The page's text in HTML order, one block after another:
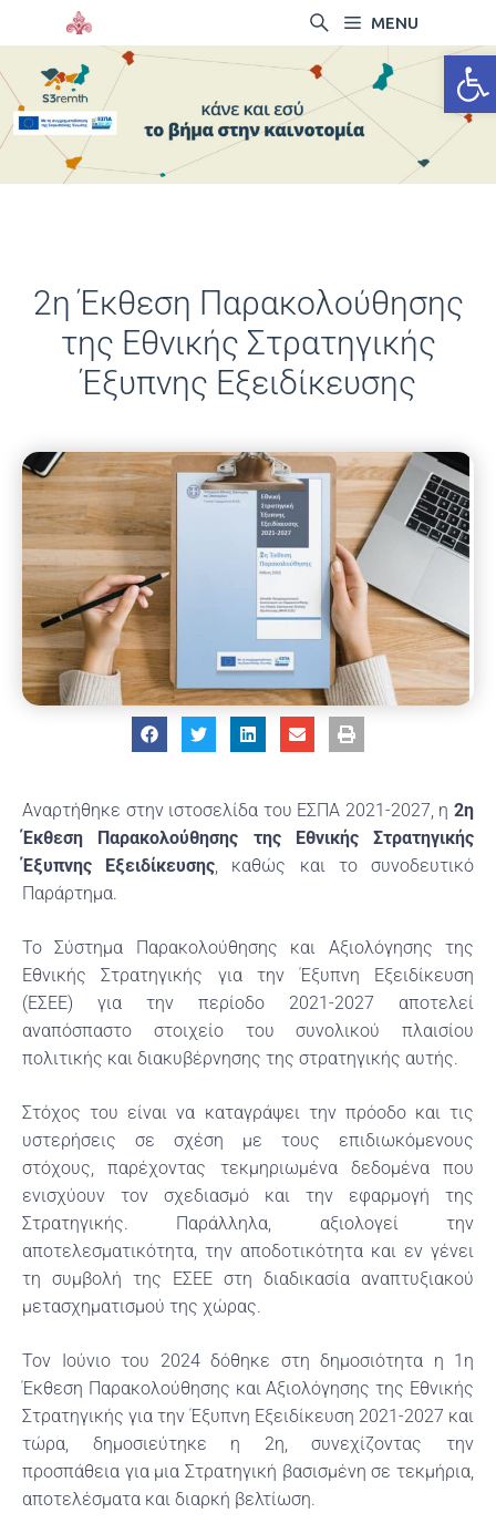
MENU
2η Έκθεση Παρακολούθησης
της Εθνικής Στρατηγικής
Έξυπνης Εξειδίκευσης
Αναρτήθηκε στην ιστοσελίδα του ΕΣΠΑ 2021-2027, η 2η
Έκθεση Παρακολούθησης της Εθνικής Στρατηγικής
Έξυπνης Εξειδίκευσης, καθώς και το συνοδευτικό
Παράρτημα.
Το Σύστημα Παρακολούθησης και Αξιολόγησης της
Εθνικής Στρατηγικής για την Έξυπνη Εξειδίκευση
(ΕΣΕΕ) για την περίοδο 2021-2027 αποτελεί
αναπόσπαστο στοιχείο του συνολικού πλαισίου
πολιτικής και διακυβέρνησης της στρατηγικής αυτής.
Στόχος του είναι να καταγράψει την πρόοδο και τις
υστερήσεις σε σχέση με τους επιδιωκόμενους
στόχους, παρέχοντας τεκμηριωμένα δεδομένα που
ενισχύουν τον σχεδιασμό και την εφαρμογή της
Στρατηγικής. Παράλληλα, αξιολογεί την
αποτελεσματικότητα, την αποδοτικότητα και εν γένει
τη συμβολή της ΕΣΕΕ στη διαδικασία αναπτυξιακού
μετασχηματισμού της χώρας.
Τον Ιούνιο του 2024 δόθηκε στη δημοσιότητα η 1η
Έκθεση Παρακολούθησης και Αξιολόγησης της Εθνικής
Στρατηγικής για την Έξυπνη Εξειδίκευση 2021-2027 και
τώρα, δημοσιεύτηκε η 2η, συνεχίζοντας την
προσπάθεια για μια Στρατηγική βασισμένη σε τεκμήρια,
αποτελέσματα και διαρκή βελτίωση.